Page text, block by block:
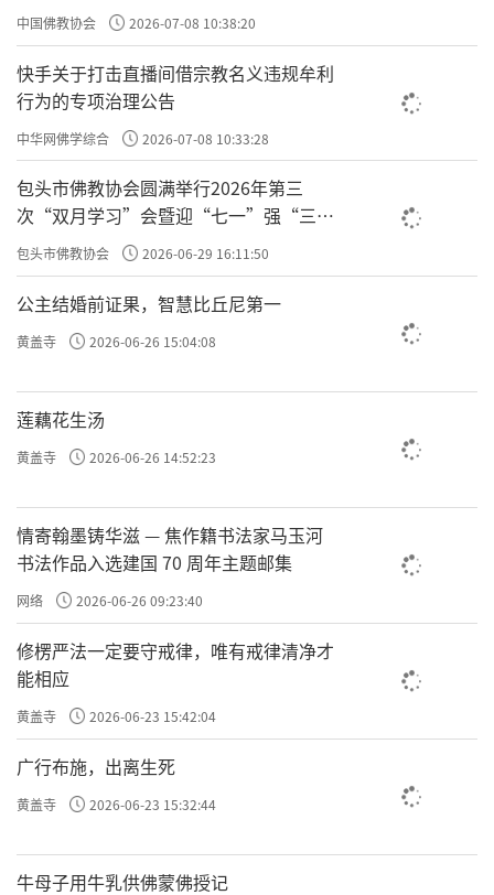
1934年1月7日，在中共福安中心县委领导
下，闽东游击支队、赤卫队胜利攻占闽东重镇
赛岐镇，队伍再次回到栖圣寺休整。期间，党
组织在寺里召开会议，研究工农武装斗争、成
立“闽东工农红军独立团”问题，参加会议的
有任铁锋、叶飞、詹如柏等同志。会议决定成
立“闽东工农红军独立团”，由任铁锋任独立
团团长，叶飞任政委。独立团下辖三个连，第
十连、十六连和特务连，陈挺任特务连连长，
全团约 300 余人。会后，队伍向柘荣、柏洋、
1934年2月闽东工农兵第一次代表大会召开
时，闽东已有9个县级、42个区级、800多个乡
级苏维埃政权，形成了面积达1.1万多平方公
里、人口近百万的工农武装割据红色区域。而
武装力量也得到了迅速发展，各地武装队伍人
数扩大到1500人。1934年3月，在党组织的领
导下，闽东苏区开始了轰轰烈烈的分田运动。
此时，国民党反动民团、大刀会在各地大肆破
坏红色政权。为了保护苏区，成立于栖圣寺的
闽东红军独立团，在团长任铁锋率领下，配合
柏洋地区许旺领导的游击队，一举攻下大岭、
苏区形势趋于稳定。
中国佛教协会 2026-07-08 10:38:20
快手关于打击直播间借宗教名义违规牟利
行为的专项治理公告
中华网佛学综合 2026-07-08 10:33:28
包头市佛教协会圆满举行2026年第三
次“双月学习”会暨迎“七一”强“三
爱”主题书画笔会
包头市佛教协会 2026-06-29 16:11:50
公主结婚前证果，智慧比丘尼第一
黄盖寺 2026-06-26 15:04:08
莲藕花生汤
黄盖寺 2026-06-26 14:52:23
情寄翰墨铸华滋 — 焦作籍书法家马玉河
书法作品入选建国 70 周年主题邮集
网络 2026-06-26 09:23:40
修楞严法一定要守戒律，唯有戒律清净才
能相应
黄盖寺 2026-06-23 15:42:04
广行布施，出离生死
黄盖寺 2026-06-23 15:32:44
牛母子用牛乳供佛蒙佛授记